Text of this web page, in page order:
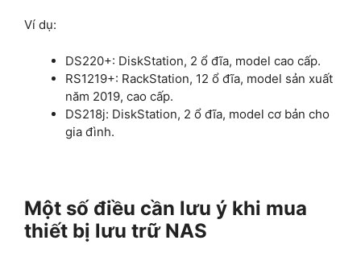
Ví dụ:
DS220+: DiskStation, 2 ổ đĩa, model cao cấp.
RS1219+: RackStation, 12 ổ đĩa, model sản xuất
năm 2019, cao cấp.
DS218j: DiskStation, 2 ổ đĩa, model cơ bản cho
gia đình.
Một số điều cần lưu ý khi mua
thiết bị lưu trữ NAS